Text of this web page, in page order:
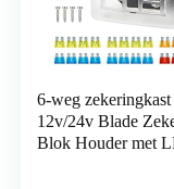
6-weg zekeringkast
12v/24v Blade
Blok Houder met